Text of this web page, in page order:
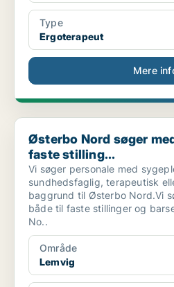
Type
Ergoterapeut
Mere
Østerbo Nord søger
Østerbo Nord søger
faste stilling...
Vi søger personale med
sundhedsfaglig, terapeutisk
baggrund til Østerbo Nord.Vi
både til faste stillinger og
No..
Område
Lemvig